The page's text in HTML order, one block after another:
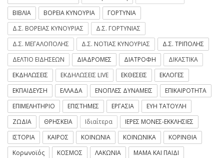
ΒΙΒΛΙΑ
ΒΟΡΕΙΑ ΚΥΝΟΥΡΙΑ
ΓΟΡΤΥΝΙΑ
Δ.Σ. ΒΟΡΕΙΑΣ ΚΥΝΟΥΡΙΑΣ
Δ.Σ. ΓΟΡΤΥΝΙΑΣ
Δ.Σ. ΜΕΓΑΛΟΠΟΛΗΣ
Δ.Σ. ΝΟΤΙΑΣ ΚΥΝΟΥΡΙΑΣ
Δ.Σ. ΤΡΙΠΟΛΗΣ
ΔΕΛΤΙΟ ΕΙΔΗΣΕΩΝ
ΔΙΑΔΡΟΜΕΣ ΔΙΑΤΡΟΦΗ
ΔΙΚΑΣΤΙΚΑ
ΕΚΔΗΛΩΣΕΙΣ
ΕΚΔΗΛΩΣΕΙΣ LIVE ΕΚΘΕΣΕΙΣ
ΕΚΛΟΓΕΣ
ΕΚΠΑΙΔΕΥΣΗ
ΕΛΛΑΔΑ ΕΝΟΠΛΕΣ ΔΥΝΑΜΕΙΣ
ΕΠΙΚΑΙΡΟΤΗΤΑ
ΕΠΙΜΕΛΗΤΗΡΙΟ
ΕΠΙΣΤΗΜΕΣ ΕΡΓΑΣΙΑ
ΕΥΗ ΤΑΤΟΥΛΗ
ΖΩΔΙΑ
ΘΡΗΣΚΕΙΑ Ιδιαίτερα
ΙΕΡΕΣ ΜΟΝΕΣ-ΕΚΚΛΗΣΙΕΣ
ΙΣΤΟΡΙΑ
ΚΑΙΡΟΣ ΚΟΙΝΩΝΙΑ ΚΟΙΝΩΝΙΚΑ
ΚΟΡΙΝΘΙΑ
Κορωνοϊός
ΚΟΣΜΟΣ ΛΑΚΩΝΙΑ
ΜΑΜΑ ΚΑΙ ΠΑΙΔΙ